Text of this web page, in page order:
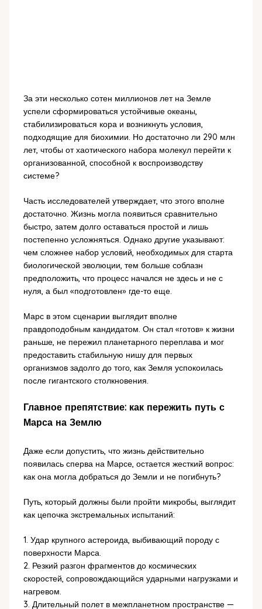
За эти несколько сотен миллионов лет на Земле
успели сформироваться устойчивые океаны,
стабилизироваться кора и возникнуть условия,
подходящие для биохимии. Но достаточно ли 290 млн
лет, чтобы от хаотического набора молекул перейти к
организованной, способной к воспроизводству
системе?
Часть исследователей утверждает, что этого вполне
достаточно. Жизнь могла появиться сравнительно
быстро, затем долго оставаться простой и лишь
постепенно усложняться. Однако другие указывают:
чем сложнее набор условий, необходимых для старта
биологической эволюции, тем больше соблазн
предположить, что процесс начался не здесь и не с
нуля, а был «подготовлен» где-то еще.
Марс в этом сценарии выглядит вполне
правдоподобным кандидатом. Он стал «готов» к жизни
раньше, не пережил планетарного переплава и мог
предоставить стабильную нишу для первых
организмов задолго до того, как Земля успокоилась
после гигантского столкновения.
Главное препятствие: как пережить путь с
Марса на Землю
Даже если допустить, что жизнь действительно
появилась сперва на Марсе, остается жесткий вопрос:
как она могла добраться до Земли и не погибнуть?
Путь, который должны были пройти микробы, выглядит
как цепочка экстремальных испытаний:
1. Удар крупного астероида, выбивающий породу с
поверхности Марса.
2. Резкий разгон фрагментов до космических
скоростей, сопровождающийся ударными нагрузками и
нагревом.
3. Длительный полет в межпланетном пространстве —